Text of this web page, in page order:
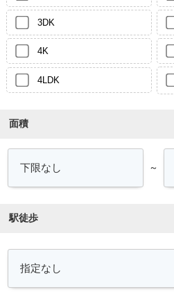
3DK
4K
4LDK
面積
～
駅徒歩